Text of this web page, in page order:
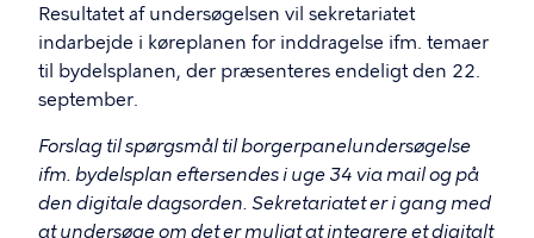
Resultatet af undersøgelsen vil sekretariatet
indarbejde i køreplanen for inddragelse ifm. temaer
til bydelsplanen, der præsenteres endeligt den 22.
september.
Forslag til spørgsmål til borgerpanelundersøgelse
ifm. bydelsplan eftersendes i uge 34 via mail og på
den digitale dagsorden. Sekretariatet er i gang med
at undersøge om det er muligt at integrere et digitalt